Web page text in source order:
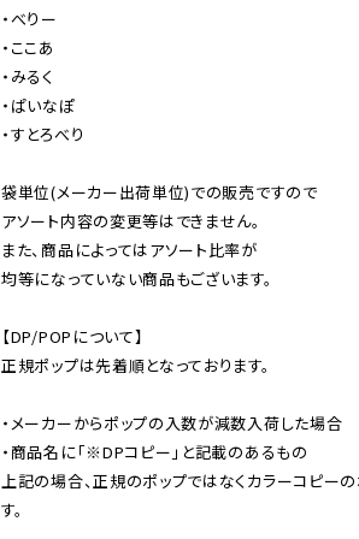
・べりー
・ここあ
・みるく
・ぱいなぽ
・すとろべり
袋単位(メーカー出荷単位)での販売ですので
アソート内容の変更等はできません。
また、商品によってはアソート比率が
均等になっていない商品もございます。
【DP/POPについて】
正規ポップは先着順となっております。
・メーカーからポップの入数が減数入荷した場合
・商品名に「※DPコピー」と記載のあるもの
上記の場合、正規のポップではなくカラーコピー
す。